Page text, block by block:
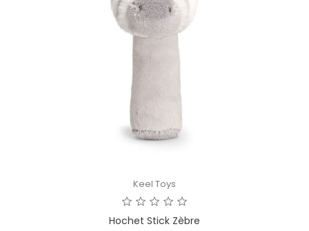
Keel Toys
Hochet Stick Zèbre